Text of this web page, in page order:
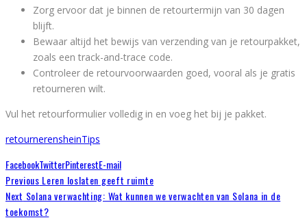
Zorg ervoor dat je binnen de retourtermijn van 30 dagen
blijft.
Bewaar altijd het bewijs van verzending van je retourpakket,
zoals een track-and-trace code.
Controleer de retourvoorwaarden goed, vooral als je gratis
retourneren wilt.
Vul het retourformulier volledig in en voeg het bij je pakket.
retournerensheinTips
FacebookTwitterPinterestE-mail
Previous Leren loslaten geeft ruimte
Next Solana verwachting: Wat kunnen we verwachten van Solana in de
toekomst?